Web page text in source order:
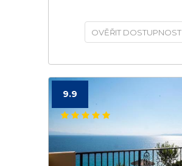
OVĚŘIT DOSTUPNOST
9.9